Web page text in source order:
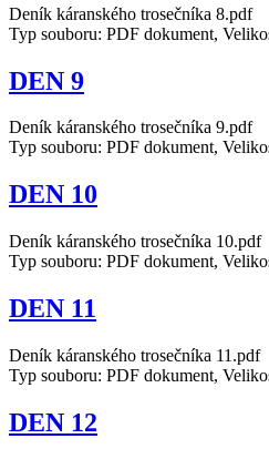
Deník káranského trosečníka 8.pdf
Typ souboru: PDF dokument,
DEN 9
Deník káranského trosečníka 9.pdf
Typ souboru: PDF dokument,
DEN 10
Deník káranského trosečníka 10.pdf
Typ souboru: PDF dokument,
DEN 11
Deník káranského trosečníka 11.pdf
Typ souboru: PDF dokument,
DEN 12